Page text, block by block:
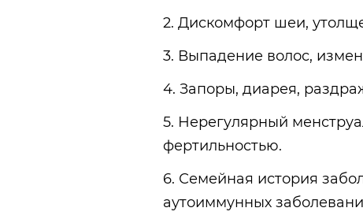
2. Дискомфорт шеи,
3. Выпадение волос,
4. Запоры, диарея,
5. Нерегулярный
фертильностью.
6. Семейная история
аутоиммунных